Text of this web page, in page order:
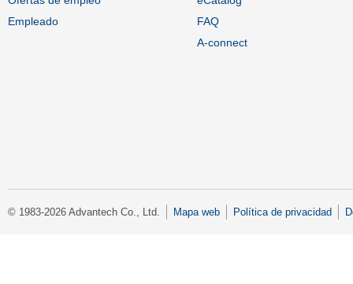
Empleado
FAQ
A-connect
© 1983-2026 Advantech Co., Ltd. Mapa web Política de privacidad